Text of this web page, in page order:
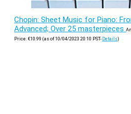
Chopin: Sheet Music for Piano:
Advanced; Over 25 masterpieces
Price: €10.99 (as of 10/04/2023 20:10 PST- Details)